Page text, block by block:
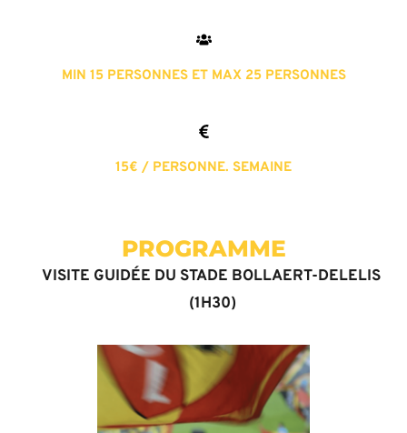
MIN 15 PERSONNES ET MAX 25 PERSONNES
15€ / PERSONNE. SEMAINE
PROGRAMME
VISITE GUIDÉE DU STADE BOLLAERT-DELELIS
(1H30)